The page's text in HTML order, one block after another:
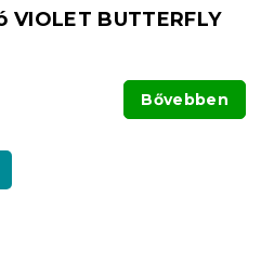
BUTTERFLY
Bővebben